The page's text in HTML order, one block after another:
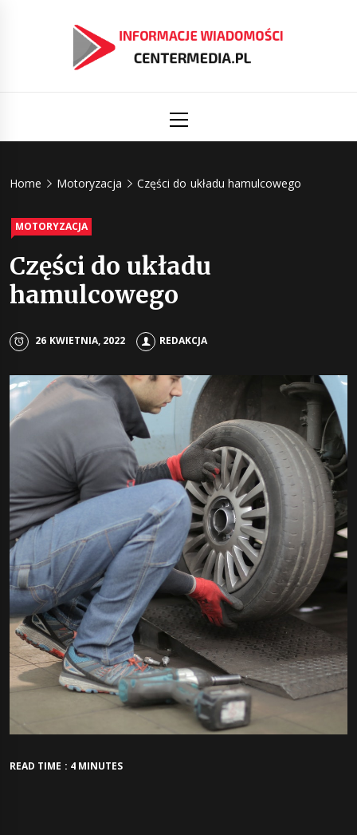
Menu
Home Motoryzacja Części do układu hamulcowego
MOTORYZACJA
Części do układu
hamulcowego
26 KWIETNIA, 2022 REDAKCJA
READ TIME : 4 MINUTES